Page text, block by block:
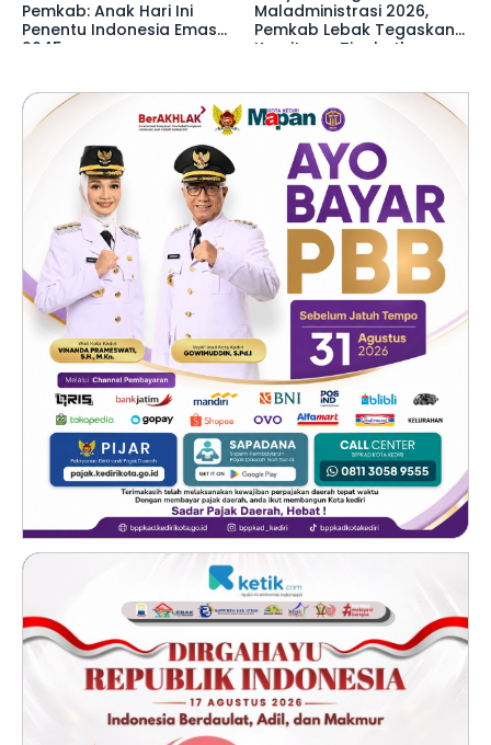
Pemkab: Anak Hari Ini
Penentu Indonesia Emas
2045
Maladministrasi 2026,
Pemkab Lebak Tegaskan
Komitmen Tingkatkan